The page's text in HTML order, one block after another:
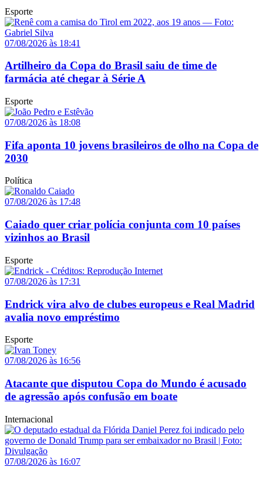
Esporte
07/08/2026 às 18:41
Artilheiro da Copa do Brasil saiu de time de
farmácia até chegar à Série A
Esporte
07/08/2026 às 18:08
Fifa aponta 10 jovens brasileiros de olho na Copa de
2030
Política
07/08/2026 às 17:48
Caiado quer criar polícia conjunta com 10 países
vizinhos ao Brasil
Esporte
07/08/2026 às 17:31
Endrick vira alvo de clubes europeus e Real Madrid
avalia novo empréstimo
Esporte
07/08/2026 às 16:56
Atacante que disputou Copa do Mundo é acusado
de agressão após confusão em boate
Internacional
07/08/2026 às 16:07